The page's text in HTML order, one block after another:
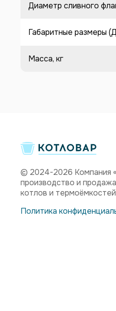
Диаметр сливного
Габаритные размеры
Масса, кг
© 2024-2026 Компания
производство и
котлов и термоёмкостей
Политика